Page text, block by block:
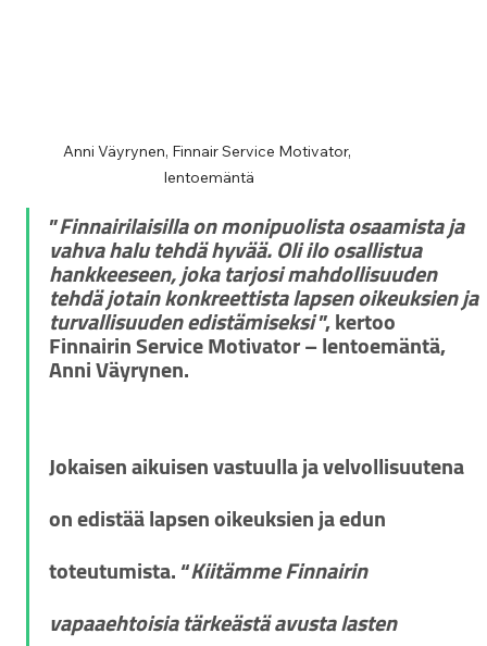
Anni Väyrynen, Finnair Service Motivator,
lentoemäntä
”Finnairilaisilla on monipuolista osaamista ja
vahva halu tehdä hyvää. Oli ilo osallistua
hankkeeseen, joka tarjosi mahdollisuuden
tehdä jotain konkreettista lapsen oikeuksien ja
turvallisuuden edistämiseksi ”, kertoo
Finnairin Service Motivator – lentoemäntä,
Anni Väyrynen.
Jokaisen aikuisen vastuulla ja velvollisuutena
on edistää lapsen oikeuksien ja edun
toteutumista. “Kiitämme Finnairin
vapaaehtoisia tärkeästä avusta lasten